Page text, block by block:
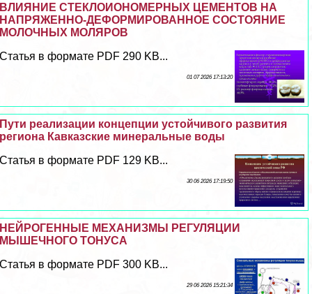
ВЛИЯНИЕ СТЕКЛОИОНОМЕРНЫХ ЦЕМЕНТОВ НА
НАПРЯЖЕННО-ДЕФОРМИРОВАННОЕ СОСТОЯНИЕ
МОЛОЧНЫХ МОЛЯРОВ
Статья в формате PDF 290 KB...
01 07 2026 17:13:20
Пути реализации концепции устойчивого развития
региона Кавказские минеральные воды
Статья в формате PDF 129 KB...
30 06 2026 17:19:50
НЕЙРОГЕННЫЕ МЕХАНИЗМЫ РЕГУЛЯЦИИ
МЫШЕЧНОГО ТОНУСА
Статья в формате PDF 300 KB...
29 06 2026 15:21:34